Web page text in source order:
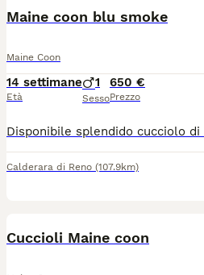
Maine coon blu smoke
Maine Coon
14 settimane
Età
1
Sesso
650 €
Prezzo
Calderara di Reno (107.9km)
Cuccioli Maine coon